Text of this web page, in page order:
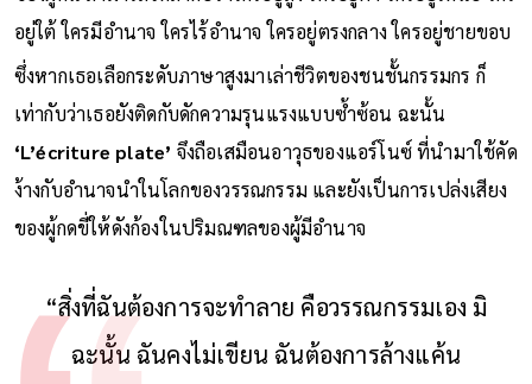
อยู่ใต้ ใครมีอำนาจ ใครไร้อำนาจ ใครอยู่ตรงกลาง ใครอยู่ชายขอบ
ซึ่งหากเธอเลือกระดับภาษาสูงมาเล่าชีวิตของชนชั้นกรรมกร ก็
เท่ากับว่าเธอยังติดกับดักความรุนแรงแบบซ้ำซ้อน ฉะนั้น
‘L’écriture plate’ จึงถือเสมือนอาวุธของแอร์โนซ์ ที่นำมาใช้คัด
ง้างกับอำนาจนำในโลกของวรรณกรรม และยังเป็นการเปล่งเสียง
ของผู้กดขี่ให้ดังก้องในปริมณฑลของผู้มีอำนาจ
“สิ่งที่ฉันต้องการจะทำลาย คือวรรณกรรมเอง มิ
ฉะนั้น ฉันคงไม่เขียน ฉันต้องการล้างแค้น